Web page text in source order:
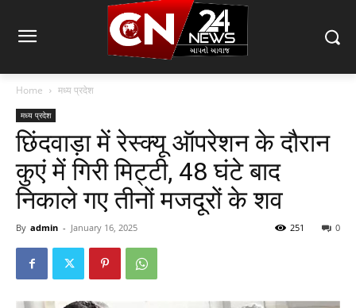
Home मध्य प्रदेश
मध्य प्रदेश
छिंदवाड़ा में रेस्क्यू ऑपरेशन के दौरान
कुएं में गिरी मिट्टी, 48 घंटे बाद
निकाले गए तीनों मजदूरों के शव
By admin - January 16, 2025 0
251